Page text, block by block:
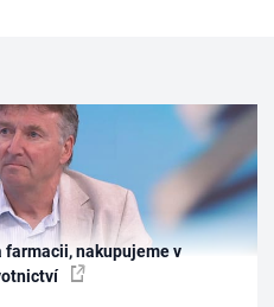
farmacii, nakupujeme v